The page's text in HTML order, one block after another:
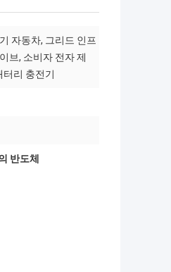
자동차, 그리드 인프
브, 소비자 전자 제
터리 충전기
반도체